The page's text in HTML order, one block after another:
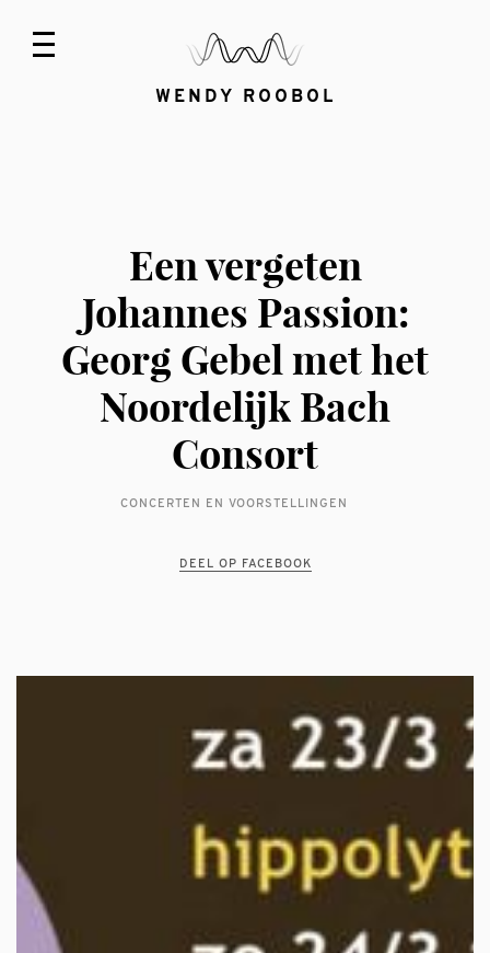
WENDY ROOBOL
Een vergeten
Johannes Passion:
Georg Gebel met het
Noordelijk Bach
Consort
CONCERTEN EN VOORSTELLINGEN
DEEL OP FACEBOOK